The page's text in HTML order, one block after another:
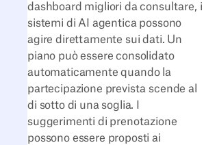
dashboard migliori da consultare, i
sistemi di AI agentica possono
agire direttamente sui dati. Un
piano può essere consolidato
automaticamente quando la
partecipazione prevista scende al
di sotto di una soglia. I
suggerimenti di prenotazione
possono essere proposti ai